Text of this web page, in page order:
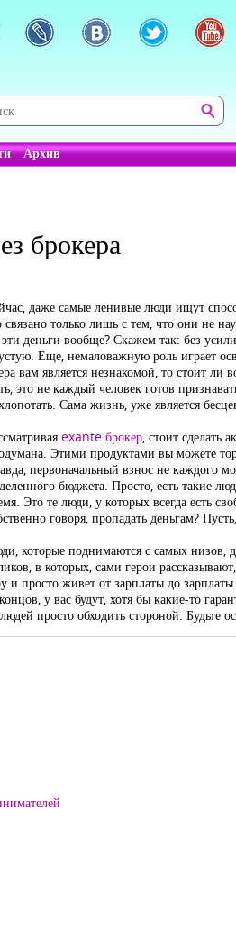
Архив
брокера
даже самые ленивые люди ищут
связано только лишь с тем, что они не
деньги вообще? Скажем так: без
Еще, немаловажную роль играет
вам является незнакомой, то стоит ли
это не каждый человек готов
Сама жизнь, уже является
exante брокер, стоит сделать
Этими продуктами вы можете
первоначальный взнос не каждого
бюджета. Просто, есть такие
Это те люди, у которых всегда есть
говоря, пропадать деньгам?
которые поднимаются с самых низов,
в которых, сами герои
просто живет от зарплаты до
у вас будут, хотя бы какие-то
просто обходить стороной. Будьте